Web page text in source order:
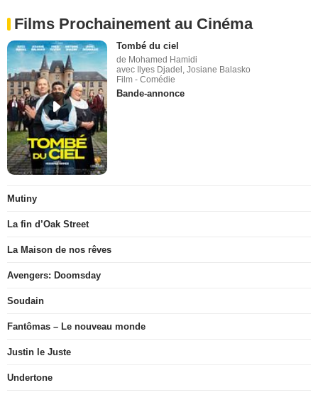
Films Prochainement au Cinéma
Tombé du ciel
de Mohamed Hamidi
avec Ilyes Djadel, Josiane Balasko
Film - Comédie
Bande-annonce
Mutiny
La fin d’Oak Street
La Maison de nos rêves
Avengers: Doomsday
Soudain
Fantômas – Le nouveau monde
Justin le Juste
Undertone